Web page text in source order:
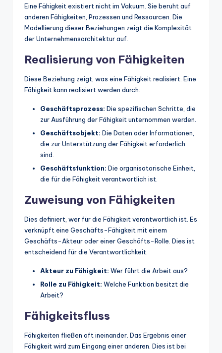
Eine Fähigkeit existiert nicht im Vakuum. Sie beruht auf
anderen Fähigkeiten, Prozessen und Ressourcen. Die
Modellierung dieser Beziehungen zeigt die Komplexität
der Unternehmensarchitektur auf.
Realisierung von Fähigkeiten
Diese Beziehung zeigt, was eine Fähigkeit realisiert. Eine
Fähigkeit kann realisiert werden durch:
Geschäftsprozess: Die spezifischen Schritte, die
zur Ausführung der Fähigkeit unternommen werden.
Geschäftsobjekt: Die Daten oder Informationen,
die zur Unterstützung der Fähigkeit erforderlich
sind.
Geschäftsfunktion: Die organisatorische Einheit,
die für die Fähigkeit verantwortlich ist.
Zuweisung von Fähigkeiten
Dies definiert, wer für die Fähigkeit verantwortlich ist. Es
verknüpft eine Geschäfts-Fähigkeit mit einem
Geschäfts-Akteur oder einer Geschäfts-Rolle. Dies ist
entscheidend für die Verantwortlichkeit.
Akteur zu Fähigkeit: Wer führt die Arbeit aus?
Rolle zu Fähigkeit: Welche Funktion besitzt die
Arbeit?
Fähigkeitsfluss
Fähigkeiten fließen oft ineinander. Das Ergebnis einer
Fähigkeit wird zum Eingang einer anderen. Dies ist bei